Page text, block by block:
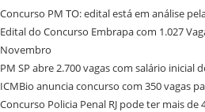
Concurso PM TO: edital está em análise
Edital do Concurso Embrapa com 1.027
Novembro
PM SP abre 2.700 vagas com salário inicial
ICMBio anuncia concurso com 350 vagas
Concurso Policia Penal RJ pode ter mais de